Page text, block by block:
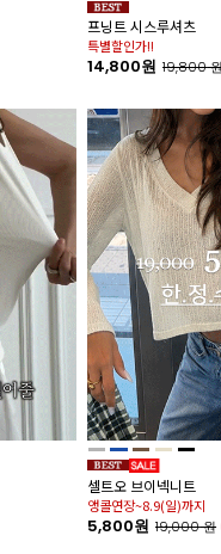
프닝트 시스루셔츠
특별할인가!!
14,800원 19,800
셀트오 브이넥니트
앵콜연장~8.9(일)까지
5,800원 19,000원